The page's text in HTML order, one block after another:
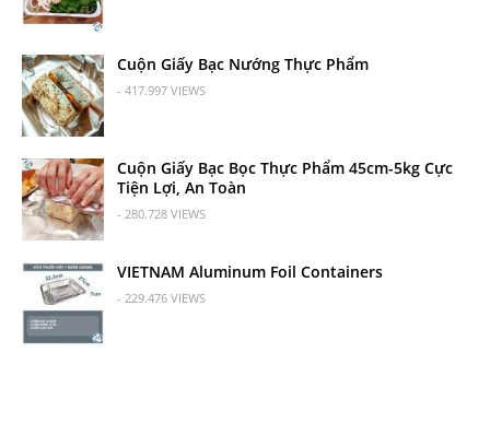
Cuộn Giấy Bạc Nướng Thực Phẩm
- 417.997 VIEWS
Cuộn Giấy Bạc Bọc Thực Phẩm 45cm-5kg Cực
Tiện Lợi, An Toàn
- 280.728 VIEWS
VIETNAM Aluminum Foil Containers
- 229.476 VIEWS